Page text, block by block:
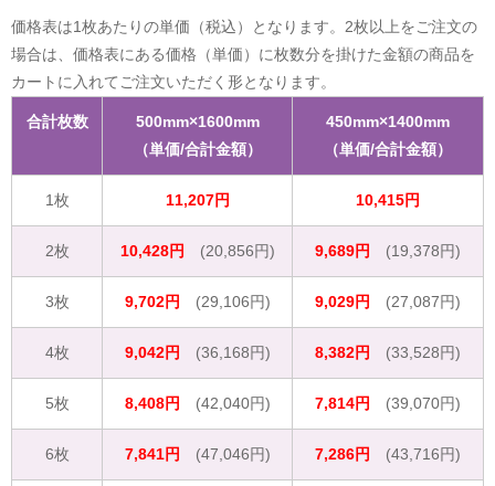
価格表は1枚あたりの単価（税込）となります。2枚以上をご注文の
場合は、価格表にある価格（単価）に枚数分を掛けた金額の商品を
カートに入れてご注文いただく形となります。
合計枚数
500mm×1600mm
（単価/合計金額）
450mm×1400mm
（単価/合計金額）
1枚 11,207円 10,415円
2枚 10,428円 (20,856円) 9,689円 (19,378円)
3枚 9,702円 (29,106円) 9,029円 (27,087円)
4枚 9,042円 (36,168円) 8,382円 (33,528円)
5枚 8,408円 (42,040円) 7,814円 (39,070円)
6枚 7,841円 (47,046円) 7,286円 (43,716円)